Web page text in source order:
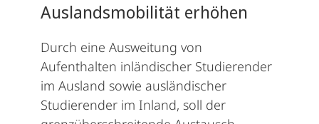
Auslandsmobilität erhöhen
Durch eine Ausweitung von
Aufenthalten inländischer Studierender
im Ausland sowie ausländischer
Studierender im Inland, soll der